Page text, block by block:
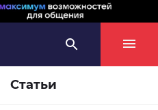
Статьи